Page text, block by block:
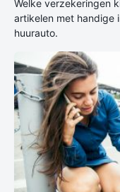
Welke verzekeringen
artikelen met handige
huurauto.